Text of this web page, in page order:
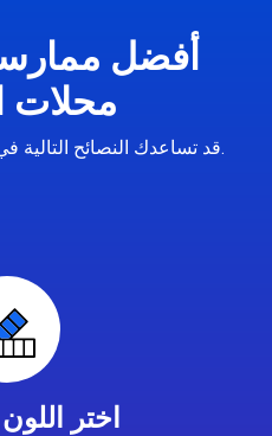
أفضل
محلات
قد تساعدك النصائح التالية في عملية تصميم شعار الحلاق.
اختر